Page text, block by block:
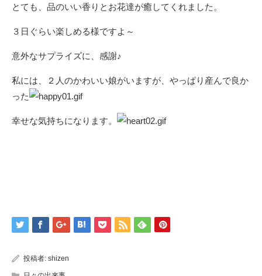
とても、品のいい香りとお花達が癒してくれました。
３日ぐらい楽しめる様ですよ～
意外なサプライズに、感謝♪
私には、２人のかわいい娘がいますが、やっぱり産んで良か
った
幸せな気持ちになります。
投稿者: shizen